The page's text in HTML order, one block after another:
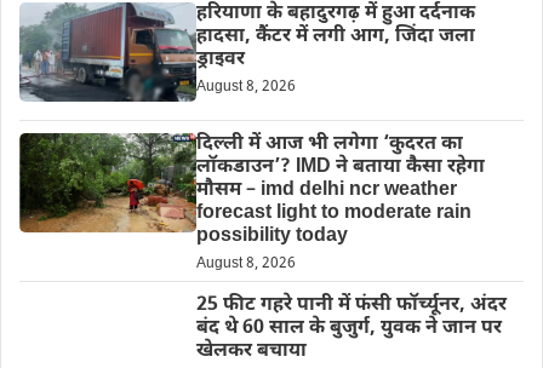
हरियाणा के बहादुरगढ़ में हुआ दर्दनाक
हादसा, कैंटर में लगी आग, जिंदा जला
ड्राइवर
August 8, 2026
दिल्‍ली में आज भी लगेगा ‘कुदरत का
लॉकडाउन’? IMD ने बताया कैसा रहेगा
मौसम – imd delhi ncr weather
forecast light to moderate rain
possibility today
August 8, 2026
25 फीट गहरे पानी में फंसी फॉर्च्यूनर, अंदर
बंद थे 60 साल के बुजुर्ग, युवक ने जान पर
खेलकर बचाया